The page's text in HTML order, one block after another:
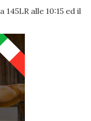
alle 10:15 ed il